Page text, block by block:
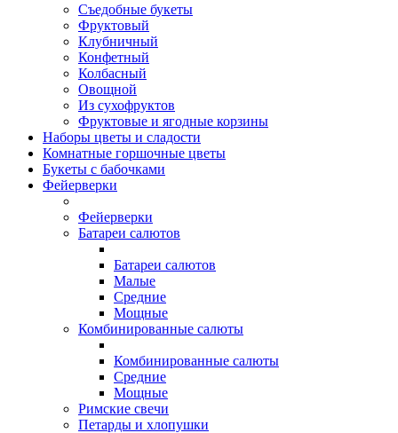
Съедобные букеты
Фруктовый
Клубничный
Конфетный
Колбасный
Овощной
Из сухофруктов
Фруктовые и ягодные корзины
Наборы цветы и сладости
Комнатные горшочные цветы
Букеты с бабочками
Фейерверки
Фейерверки
Батареи салютов
Батареи салютов
Малые
Средние
Мощные
Комбинированные салюты
Комбинированные салюты
Средние
Мощные
Римские свечи
Петарды и хлопушки